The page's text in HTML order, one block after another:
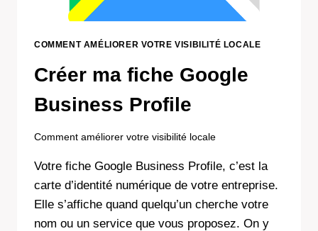
COMMENT AMÉLIORER VOTRE VISIBILITÉ LOCALE
Créer ma fiche Google
Business Profile
Comment améliorer votre visibilité locale
Votre fiche Google Business Profile, c’est la
carte d’identité numérique de votre entreprise.
Elle s’affiche quand quelqu’un cherche votre
nom ou un service que vous proposez. On y